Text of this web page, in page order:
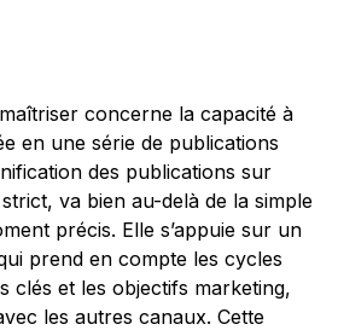
concerne la capacité à
en une série de publications
des publications sur
va bien au-delà de la simple
précis. Elle s’appuie sur un
prend en compte les cycles
clés et les objectifs marketing,
les autres canaux. Cette